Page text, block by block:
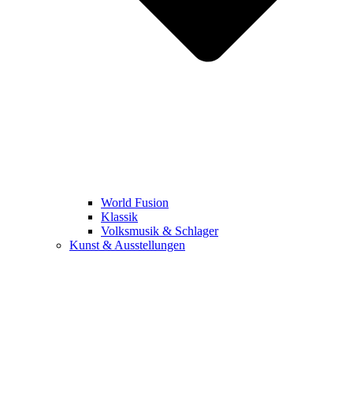
World Fusion
Klassik
Volksmusik & Schlager
Kunst & Ausstellungen